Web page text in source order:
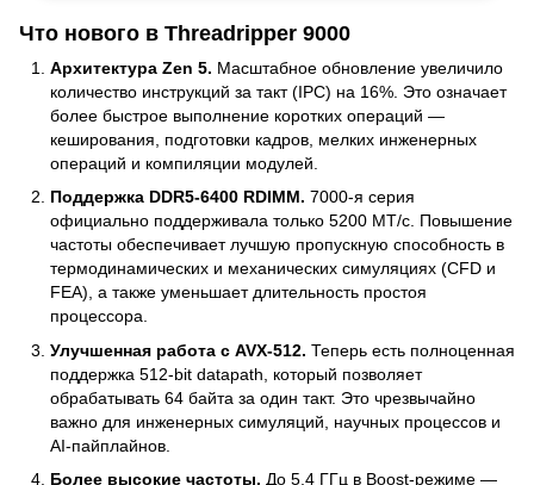
Что нового в Threadripper 9000
Архитектура Zen 5. Масштабное обновление увеличило
количество инструкций за такт (IPC) на 16%. Это означает
более быстрое выполнение коротких операций —
кеширования, подготовки кадров, мелких инженерных
операций и компиляции модулей.
Поддержка DDR5-6400 RDIMM. 7000-я серия
официально поддерживала только 5200 МТ/с. Повышение
частоты обеспечивает лучшую пропускную способность в
термодинамических и механических симуляциях (CFD и
FEA), а также уменьшает длительность простоя
процессора.
Улучшенная работа с AVX-512. Теперь есть полноценная
поддержка 512-bit datapath, который позволяет
обрабатывать 64 байта за один такт. Это чрезвычайно
важно для инженерных симуляций, научных процессов и
AI-пайплайнов.
Более высокие частоты. До 5,4 ГГц в Boost-режиме —